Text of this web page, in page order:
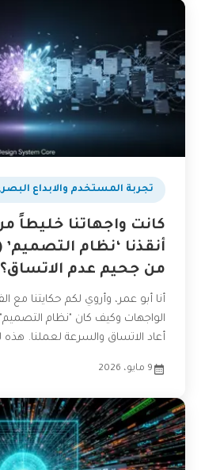
تجربة المستخدم والابداع
كانت واجهاتنا خليطاً
من جحيم عدم الاتساق؟
أنا أبو عمر، وأروي لكم حكايتنا
الواجهات وكيف كان "نظام
أعاد الاتساق والسرعة لعملنا.
9 مايو، 2026